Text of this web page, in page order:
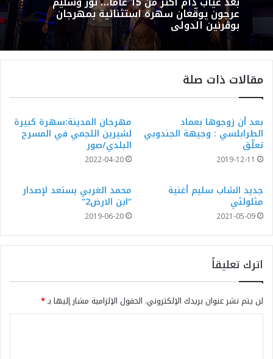
عرجون يوقّعان سهرة استثنائية بمهرجان
بوڨرنين الدولي
مقالات ذات صلة
بعد أن زوجوها بعماد
الطرابلسي : وجيهة الجندوبي
تعلّق
2019-12-11
مهرجان المدينة:سهرة كبيرة
لشيرين اللجمي في المسرح
البلدي/صور
2022-04-20
جديد الشاب سليم أغنية
مثلولثي
2021-05-09
محمد الغربي يستعد لإصدار
“ابن الارض2”
2019-06-20
اترك تعليقاً
لن يتم نشر عنوان بريدك الإلكتروني. الحقول الإلزامية مشار إليها بـ*